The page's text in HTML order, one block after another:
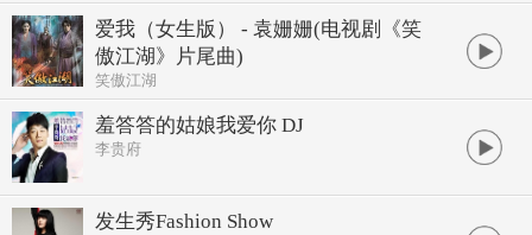
爱我（女生版） - 袁姗姗(电视剧《笑
傲江湖》片尾曲)
笑傲江湖
羞答答的姑娘我爱你 DJ
李贵府
发生秀Fashion Show